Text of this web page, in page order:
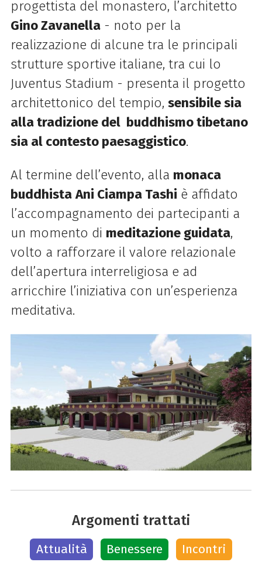
progettista del monastero, l’architetto
Gino Zavanella- noto per la
realizzazione di alcune tra le principali
strutture sportive italiane, tra cui lo
Juventus Stadium - presenta il progetto
architettonico del tempio, sensibile sia
alla tradizione del buddhismo tibetano
sia al contesto paesaggistico.
Al termine dell’evento, alla monaca
buddhista Ani Ciampa Tashi è affidato
l’accompagnamento dei partecipanti a
un momento di meditazione guidata,
volto a rafforzare il valore relazionale
dell’apertura interreligiosa e ad
arricchire l’iniziativa con un’esperienza
meditativa.
Argomenti trattati
Attualità Benessere Incontri